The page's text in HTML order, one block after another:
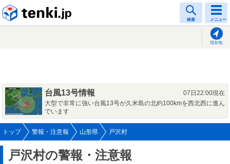
検索 メニュー
現在地
台風13号情報
07日22:00現在
大型で非常に強い台風13号が久米島の北約100kmを西北西に進ん
でいます
トップ 警報・注意報 山形県 戸沢村
戸沢村の警報・注意報